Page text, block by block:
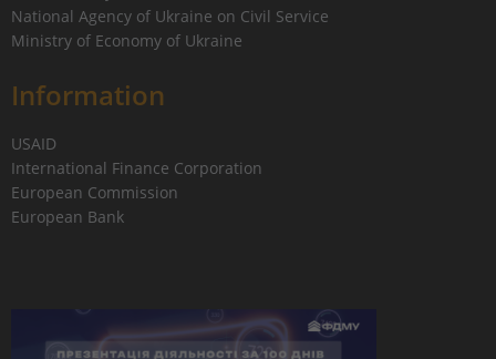
National Agency of Ukraine on Civil Service
Ministry of Economy of Ukraine
Information
USAID
International Finance Corporation
European Commission
European Bank